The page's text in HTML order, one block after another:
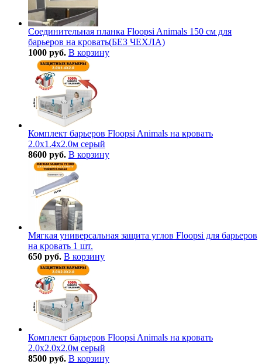
Соединительная планка Floopsi Animals 150 см для
барьеров на кровать(БЕЗ ЧЕХЛА)
1000 руб. В корзину
Комплект барьеров Floopsi Animals на кровать
2.0х1.4х2.0м серый
8600 руб. В корзину
Мягкая универсальная защита углов Floopsi для барьеров
на кровать 1 шт.
650 руб. В корзину
Комплект барьеров Floopsi Animals на кровать
2.0х2.0х2.0м серый
8500 руб. В корзину